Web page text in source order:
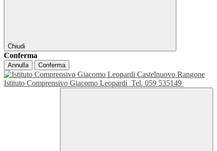
Chiudi
Conferma
Annulla Conferma
Istituto Comprensivo Giacomo Leopardi Tel. 059 535149